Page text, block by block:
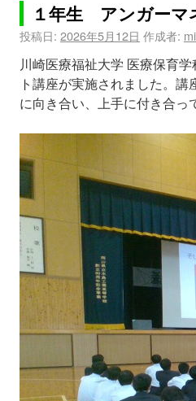
１年生 アンガーマ
投稿日: 2026年5月12日 作成者:
川崎医療福祉大学 医療保育
ト講座が実施されました。
に向き合い、上手に付き合っ